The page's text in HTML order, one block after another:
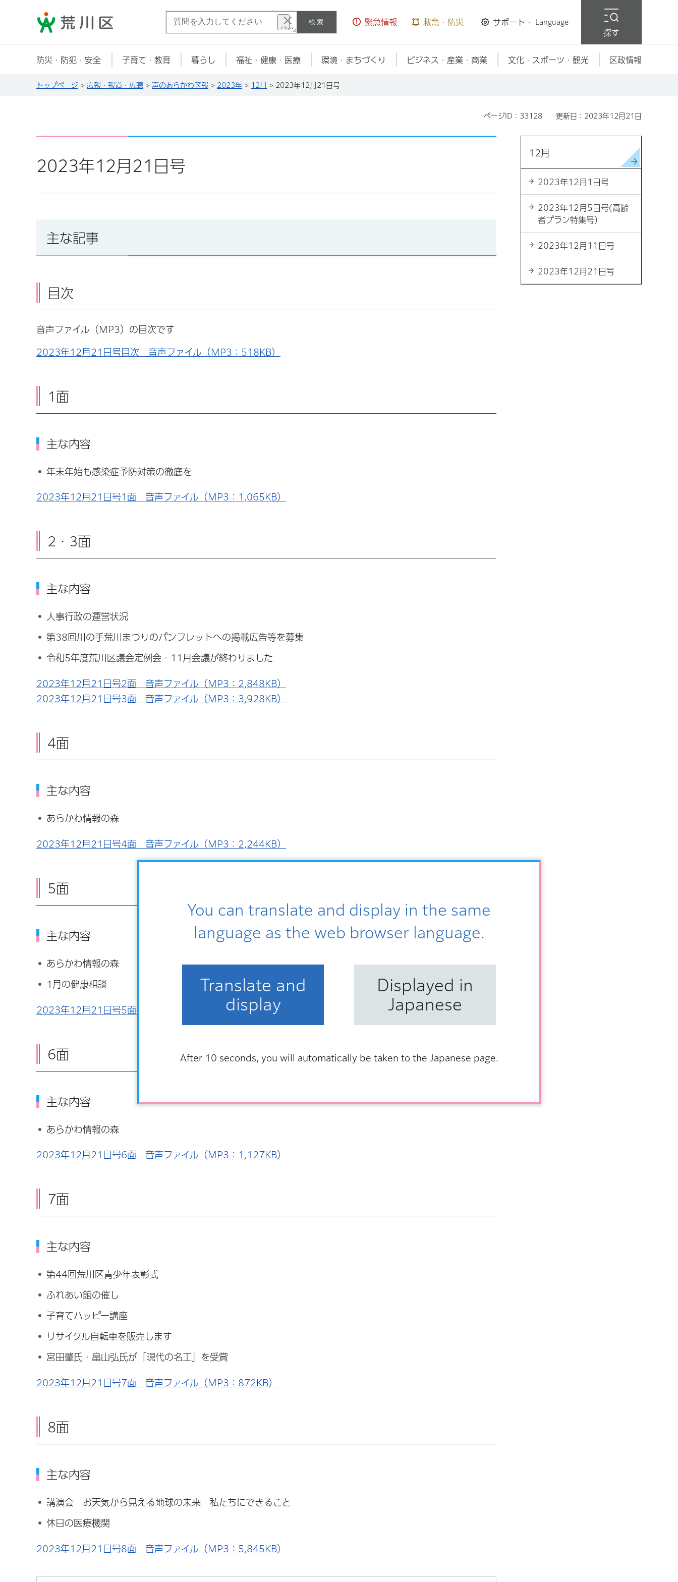
You can translate and display in the same
language as the web browser language.
Translate and
display
Displayed in
Japanese
After 10 seconds, you will automatically be taken to the Japanese page.
荒川区 検索 緊急情報 救急・防災 サポート・ Language
探す
防災・防犯・安全 子育て・教育 暮らし 福祉・健康・医療 環境・まちづくり ビジネス・産業・商業 文化・スポーツ・観光 区政情報
トップページ > 広報・報道・広聴 > 声のあらかわ区報 > 2023年 > 12月 > 2023年12月21日号
ページID：33128 更新日：2023年12月21日
2023年12月21日号
主な記事
目次
音声ファイル（MP3）の目次です
2023年12月21日号目次 音声ファイル（MP3：518KB）
1面
主な内容
年末年始も感染症予防対策の徹底を
2023年12月21日号1面 音声ファイル（MP3：1,065KB）
2・3面
主な内容
人事行政の運営状況
第38回川の手荒川まつりのパンフレットへの掲載広告等を募集
令和5年度荒川区議会定例会・11月会議が終わりました
2023年12月21日号2面 音声ファイル（MP3：2,848KB）
2023年12月21日号3面 音声ファイル（MP3：3,928KB）
4面
主な内容
あらかわ情報の森
2023年12月21日号4面 音声ファイル（MP3：2,244KB）
5面
主な内容
あらかわ情報の森
1月の健康相談
2023年12月21日号5面 音声ファイル（MP3：2,725KB）
6面
主な内容
あらかわ情報の森
2023年12月21日号6面 音声ファイル（MP3：1,127KB）
7面
主な内容
第44回荒川区青少年表彰式
ふれあい館の催し
子育てハッピー講座
リサイクル自転車を販売します
宮田肇氏・畠山弘氏が「現代の名工」を受賞
2023年12月21日号7面 音声ファイル（MP3：872KB）
8面
主な内容
講演会 お天気から見える地球の未来 私たちにできること
休日の医療機関
2023年12月21日号8面 音声ファイル（MP3：5,845KB）
12月
2023年12月1日号
2023年12月5日号(高齢
者プラン特集号）
2023年12月11日号
2023年12月21日号